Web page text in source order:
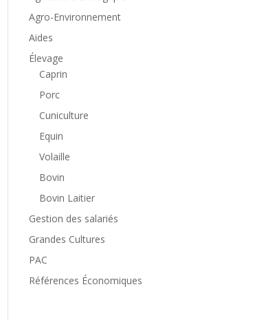
Agro-Environnement
Aides
Élevage
Caprin
Porc
Cuniculture
Equin
Volaille
Bovin
Bovin Laitier
Gestion des salariés
Grandes Cultures
PAC
Références Économiques